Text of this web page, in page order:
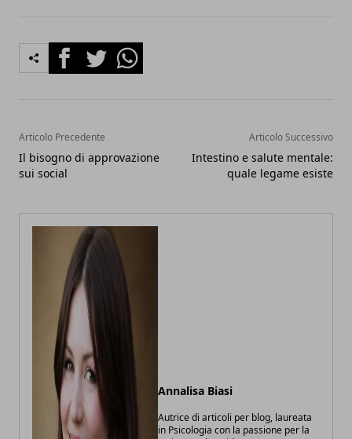
FacebookTwitterWhatsapp
Articolo Precedente
Il bisogno di approvazione
sui social
Articolo Successivo
Intestino e salute mentale:
quale legame esiste
Annalisa Biasi
Autrice di articoli per blog, laureata
in Psicologia con la passione per la